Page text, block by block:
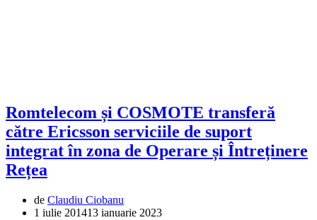
Romtelecom și COSMOTE transferă
către Ericsson serviciile de suport
integrat în zona de Operare și Întreținere
Rețea
de Claudiu Ciobanu
1 iulie 201413 ianuarie 2023